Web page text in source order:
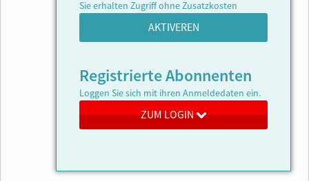
Sie erhalten Zugriff ohne Zusatzkosten
AKTIVEREN
Registrierte Abonnenten
Loggen Sie sich mit ihren Anmeldedaten ein.
ZUM LOGIN